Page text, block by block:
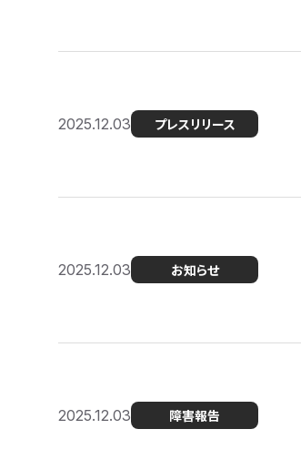
2025.12.03 プレスリリース
2025.12.03 お知らせ
2025.12.03 障害報告